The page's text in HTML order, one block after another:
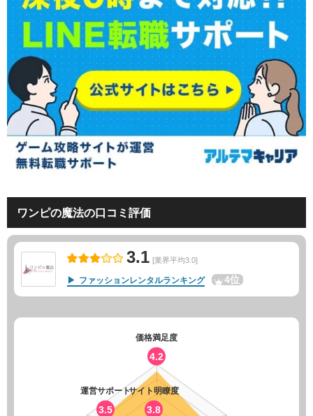
ワンピの魔法の口コミ評価
3.1 [業界平均3.0]
ファッションレンタルランキング 4位
価格満足度
4.2
サイト明瞭度
3.8
運営サポート
3.5